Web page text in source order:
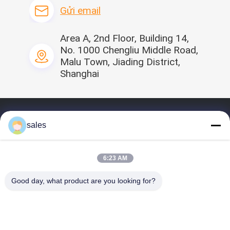
Gửi email
Area A, 2nd Floor, Building 14,
No. 1000 Chengliu Middle Road,
Malu Town, Jiading District,
Shanghai
Hồ sơ
Sản phẩm của chúng tôi
Video
sales
6:23 AM
Good day, what product are you looking for?